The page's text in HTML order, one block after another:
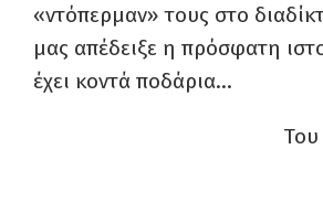
«ντόπερμαν» τους στο
μας απέδειξε η πρόσφατη
έχει κοντά ποδάρια…
Του